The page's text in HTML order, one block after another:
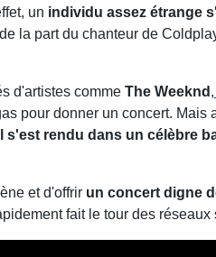
un individu assez étrange
la part du chanteur de
d'artistes comme The Weeknd ,
pour donner un concert.
s'est rendu dans un célèbre
et d'offrir un concert digne
fait le tour des